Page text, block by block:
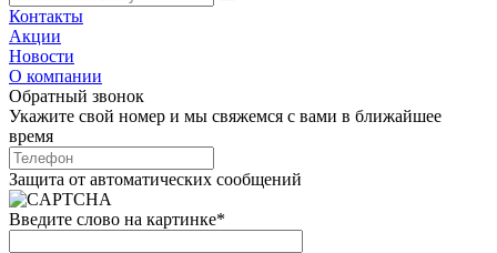
Контакты
Акции
Новости
О компании
Обратный звонок
Укажите свой номер и мы свяжемся с вами в ближайшее
время
Защита от автоматических сообщений
Введите слово на картинке*